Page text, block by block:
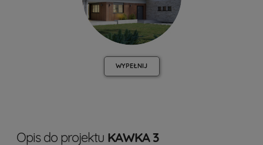
WYPEŁNIJ
Opis do projektu KAWKA 3